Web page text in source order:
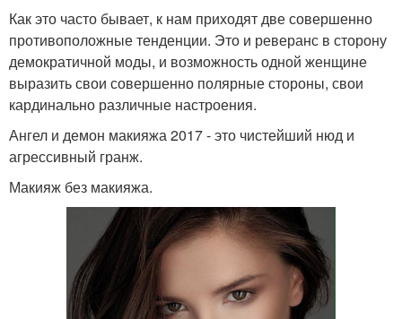
Как это часто бывает, к нам приходят две совершенно
противоположные тенденции. Это и реверанс в сторону
демократичной моды, и возможность одной женщине
выразить свои совершенно полярные стороны, свои
кардинально различные настроения.
Ангел и демон макияжа 2017 - это чистейший нюд и
агрессивный гранж.
Макияж без макияжа.